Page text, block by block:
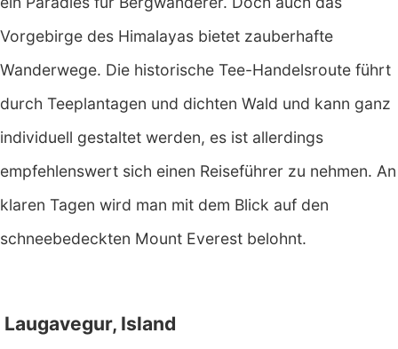
Vorgebirge des Himalayas bietet zauberhafte
Wanderwege. Die historische Tee-Handelsroute führt
durch Teeplantagen und dichten Wald und kann ganz
individuell gestaltet werden, es ist allerdings
empfehlenswert sich einen Reiseführer zu nehmen. An
klaren Tagen wird man mit dem Blick auf den
schneebedeckten Mount Everest belohnt.
Laugavegur, Island